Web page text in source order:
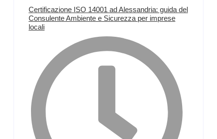
Certificazione ISO 14001 ad Alessandria: guida del
Consulente Ambiente e Sicurezza per imprese
locali